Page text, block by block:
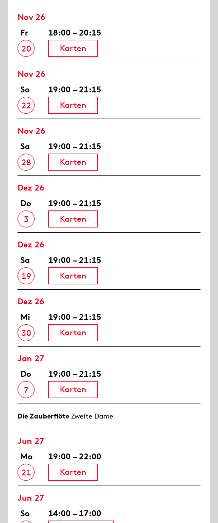
Nov 26
Fr
20
18:00 – 20:15
Karten
Nov 26
So
22
19:00 – 21:15
Karten
Nov 26
Sa
28
19:00 – 21:15
Karten
Dez 26
Do
3
19:00 – 21:15
Karten
Dez 26
Sa
19
19:00 – 21:15
Karten
Dez 26
Mi
30
19:00 – 21:15
Karten
Jan 27
Do
7
19:00 – 21:15
Karten
Die Zauberflöte Zweite Dame
Jun 27
Mo
21
19:00 – 22:00
Karten
Jun 27
So
14:00 – 17:00